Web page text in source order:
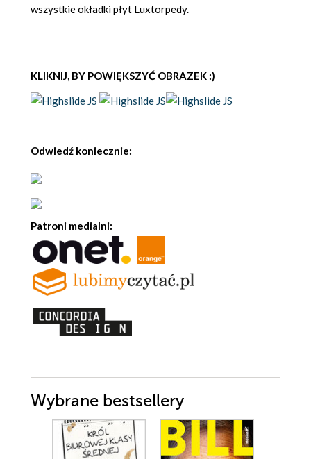
wszystkie okładki płyt Luxtorpedy.
KLIKNIJ, BY POWIĘKSZYĆ OBRAZEK :)
Odwiedź koniecznie:
Patroni medialni:
Wybrane bestsellery